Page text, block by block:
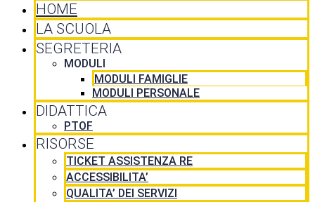
HOME
LA SCUOLA
SEGRETERIA
MODULI
MODULI FAMIGLIE
MODULI PERSONALE
DIDATTICA
PTOF
RISORSE
TICKET ASSISTENZA RE
ACCESSIBILITA’
QUALITA’ DEI SERVIZI